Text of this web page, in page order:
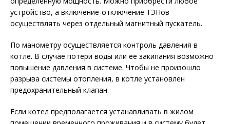
устройство, а включение-отключение ТЭНов
осуществлять через отдельный магнитный пускатель.
По манометру осуществляется контроль давления в
котле. В случае потери воды или ее закипания возможно
повышение давления в системе. Чтобы не произошло
разрыва системы отопления, в котле установлен
предохранительный клапан.
Если котел предполагается устанавливать в жилом